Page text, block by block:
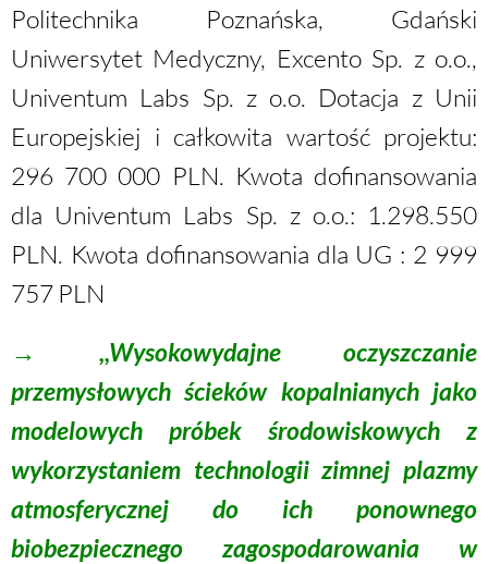
Politechnika Poznańska, Gdański
Uniwersytet Medyczny, Excento Sp. z o.o.,
Univentum Labs Sp. z o.o. Dotacja z Unii
Europejskiej i całkowita wartość projektu:
296 700 000 PLN. Kwota dofinansowania
dla Univentum Labs Sp. z o.o.: 1.298.550
PLN. Kwota dofinansowania dla UG : 2 999
757 PLN
→ ,,Wysokowydajne oczyszczanie
przemysłowych ścieków kopalnianych jako
modelowych próbek środowiskowych z
wykorzystaniem technologii zimnej plazmy
atmosferycznej do ich ponownego
biobezpiecznego zagospodarowania w